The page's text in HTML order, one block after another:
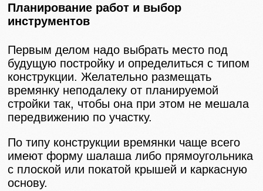
Планирование работ и выбор
инструментов
Первым делом надо выбрать место под
будущую постройку и определиться с типом
конструкции. Желательно размещать
времянку неподалеку от планируемой
стройки так, чтобы она при этом не мешала
передвижению по участку.
По типу конструкции времянки чаще всего
имеют форму шалаша либо прямоугольника
с плоской или покатой крышей и каркасную
основу.